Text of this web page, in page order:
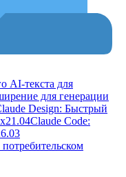
AI-текста для
для генерации
Design: Быстрый
21.04Claude Code: